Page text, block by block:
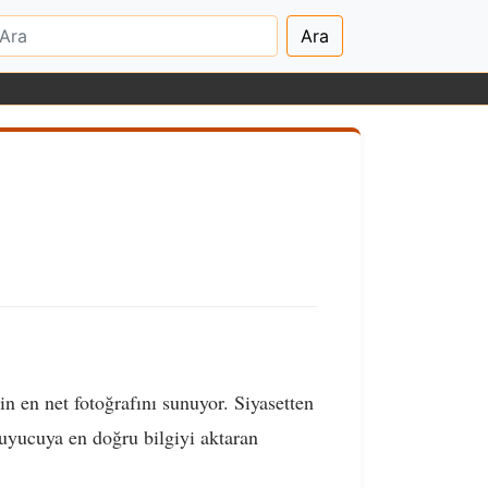
Ara
en net fotoğrafını sunuyor. Siyasetten
en doğru bilgiyi aktaran